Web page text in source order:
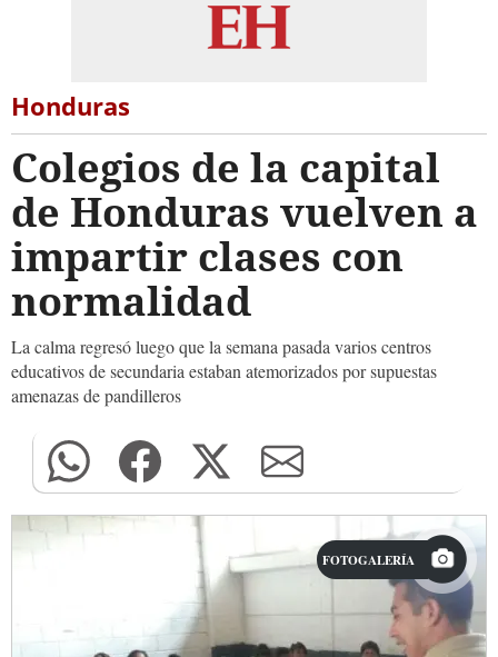
Honduras
Colegios de la capital
de Honduras vuelven a
impartir clases con
normalidad
La calma regresó luego que la semana pasada varios centros
educativos de secundaria estaban atemorizados por supuestas
amenazas de pandilleros
FOTOGALERÍA